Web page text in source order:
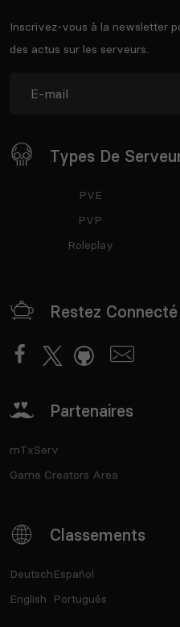
Inscrivez-vous à la newsletter
des actus sur les serveurs.
Types De
PVE
PVP
Roleplay
Restez Connecté
Partenaires
mTxServ
Game Creators Area
Classements
Deutsch
English
Español
Português